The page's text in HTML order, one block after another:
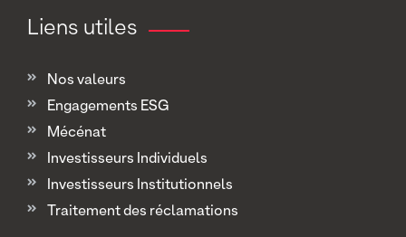
Liens utiles
Nos valeurs
Engagements ESG
Mécénat
Investisseurs Individuels
Investisseurs Institutionnels
Traitement des réclamations